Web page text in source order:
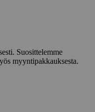
Suosittelemme
myyntipakkauksesta.